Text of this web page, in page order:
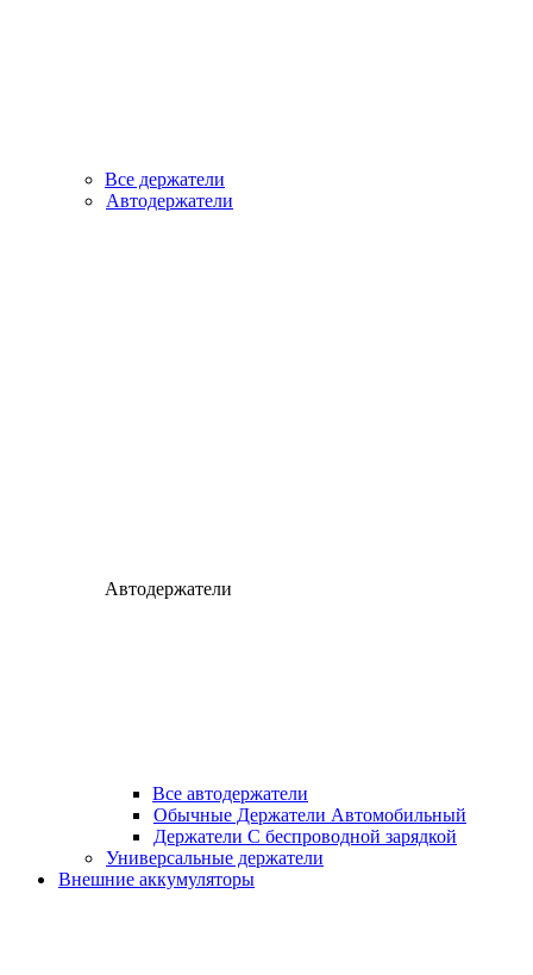
Все держатели
Автодержатели
Автодержатели
Все автодержатели
Обычные Держатели Автомобильный
Держатели С беспроводной зарядкой
Универсальные держатели
Внешние аккумуляторы